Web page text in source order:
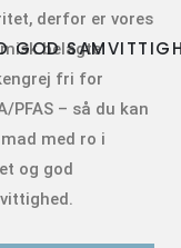
GOD
derfor er vores
belagte
fri for
PFAS – så du kan
med ro i
og god